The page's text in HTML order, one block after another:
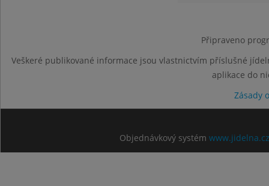
Připraveno
Veškeré publikované informace jsou vlastnictvím příslušné
aplikace do
Zásady
Objednávkový systém www.jidelna.cz